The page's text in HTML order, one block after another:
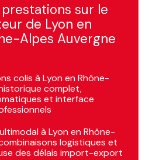
prestations sur le
de Lyon en
Alpes Auvergne
colis à Lyon en Rhône-
complet,
et interface
à Lyon en Rhône-
logistiques et
des délais import-export